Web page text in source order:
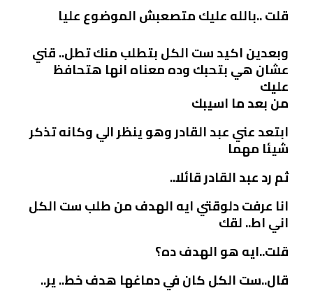
قلت ..بالله عليك متصعبش الموضوع عليا
وبعدين اكيد ست الكل بتطلب منك تطل.. قني
عشان هي بتحبك وده معناه انها هتحافظ
عليك
من بعد ما اسيبك
ابتعد عني عبد القادر وهو ينظر الي وكانه تذكر
شيئا مهما
ثم رد عبد القادر قائلا..
انا عرفت دلوقتي ايه الهدف من طلب ست الكل
اني اط.. لقك
قلت..ايه هو الهدف ده؟
قال..ست الكل كان في دماغها هدف خط.. ير..